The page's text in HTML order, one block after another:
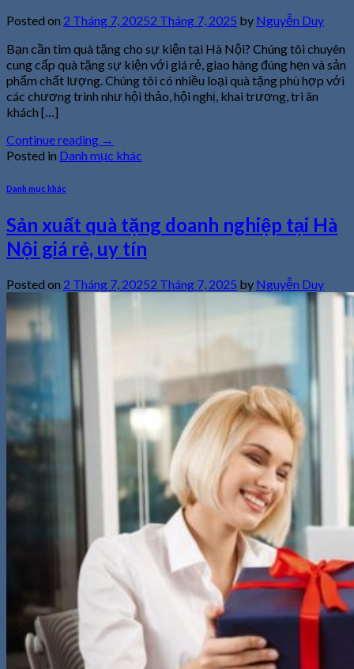
Posted on 2 Tháng 7, 20252 Tháng 7, 2025 by Nguyễn Duy
Bạn cần tìm quà tặng cho sự kiện tại Hà Nội? Chúng tôi chuyên
cung cấp quà tặng sự kiện với giá rẻ, giao hàng đúng hẹn và sản
phẩm chất lượng. Chúng tôi có nhiều loại quà tặng phù hợp với
các chương trình như hội thảo, hội nghị, khai trương, tri ân
khách […]
Continue reading →
Posted in Danh mục khác
Danh mục khác
Sản xuất quà tặng doanh nghiệp tại Hà
Nội giá rẻ, uy tín
Posted on 2 Tháng 7, 20252 Tháng 7, 2025 by Nguyễn Duy